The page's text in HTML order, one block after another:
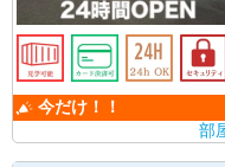
今だけ！！
部